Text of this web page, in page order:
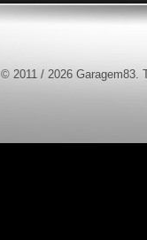
© 2011 / 2026 Garagem83.